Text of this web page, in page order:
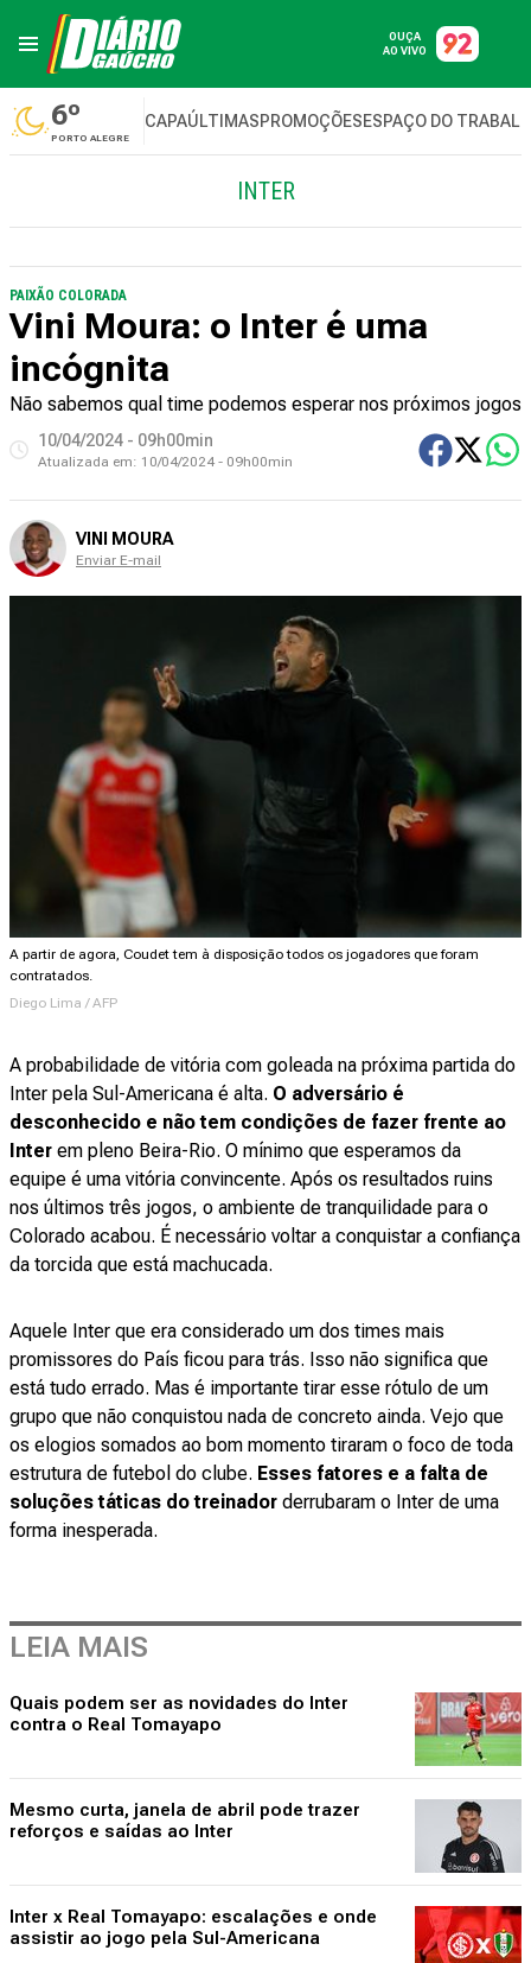
OUÇA
AO VIVO
6º
PORTO ALEGRE
CAPAÚLTIMASPROMOÇÕESESPAÇO DO
INTER
PAIXÃO COLORADA
Vini Moura: o Inter é uma
incógnita
Não sabemos qual time podemos esperar nos próximos jogos
10/04/2024 - 09h00min
Atualizada em: 10/04/2024 - 09h00min
VINI MOURA
Enviar E-mail
A partir de agora, Coudet tem à disposição todos os jogadores que foram
contratados.
Diego Lima / AFP
A probabilidade de vitória com goleada na próxima partida do
Inter pela Sul-Americana é alta. O adversário é
desconhecido e não tem condições de fazer frente ao
Inter em pleno Beira-Rio. O mínimo que esperamos da
equipe é uma vitória convincente. Após os resultados ruins
nos últimos três jogos, o ambiente de tranquilidade para o
Colorado acabou. É necessário voltar a conquistar a confiança
da torcida que está machucada.
Aquele Inter que era considerado um dos times mais
promissores do País ficou para trás. Isso não significa que
está tudo errado. Mas é importante tirar esse rótulo de um
grupo que não conquistou nada de concreto ainda. Vejo que
os elogios somados ao bom momento tiraram o foco de toda
estrutura de futebol do clube. Esses fatores e a falta de
soluções táticas do treinador derrubaram o Inter de uma
forma inesperada.
LEIA MAIS
Quais podem ser as novidades do Inter
contra o Real Tomayapo
Mesmo curta, janela de abril pode trazer
reforços e saídas ao Inter
Inter x Real Tomayapo: escalações e onde
assistir ao jogo pela Sul-Americana